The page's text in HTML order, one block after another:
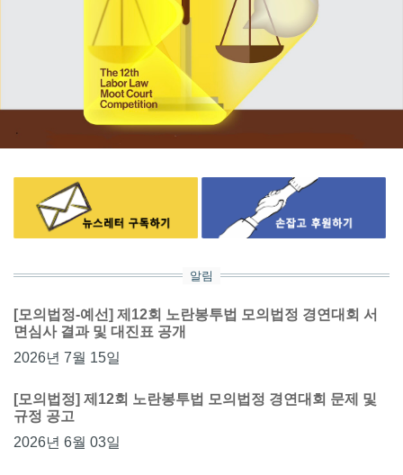
알림
[모의법정-예선] 제12회 노란봉투법 모의법정 경연대회 서
면심사 결과 및 대진표 공개
2026년 7월 15일
[모의법정] 제12회 노란봉투법 모의법정 경연대회 문제 및
규정 공고
2026년 6월 03일